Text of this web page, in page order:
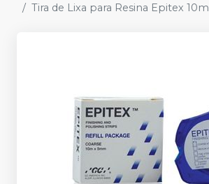
Tira de Lixa para Resina Epitex 10m